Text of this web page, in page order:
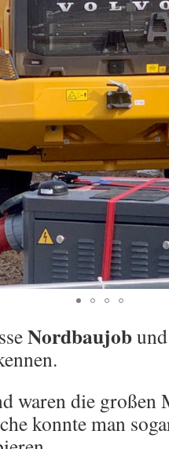
Nordbaujob
waren die großen
konnte man